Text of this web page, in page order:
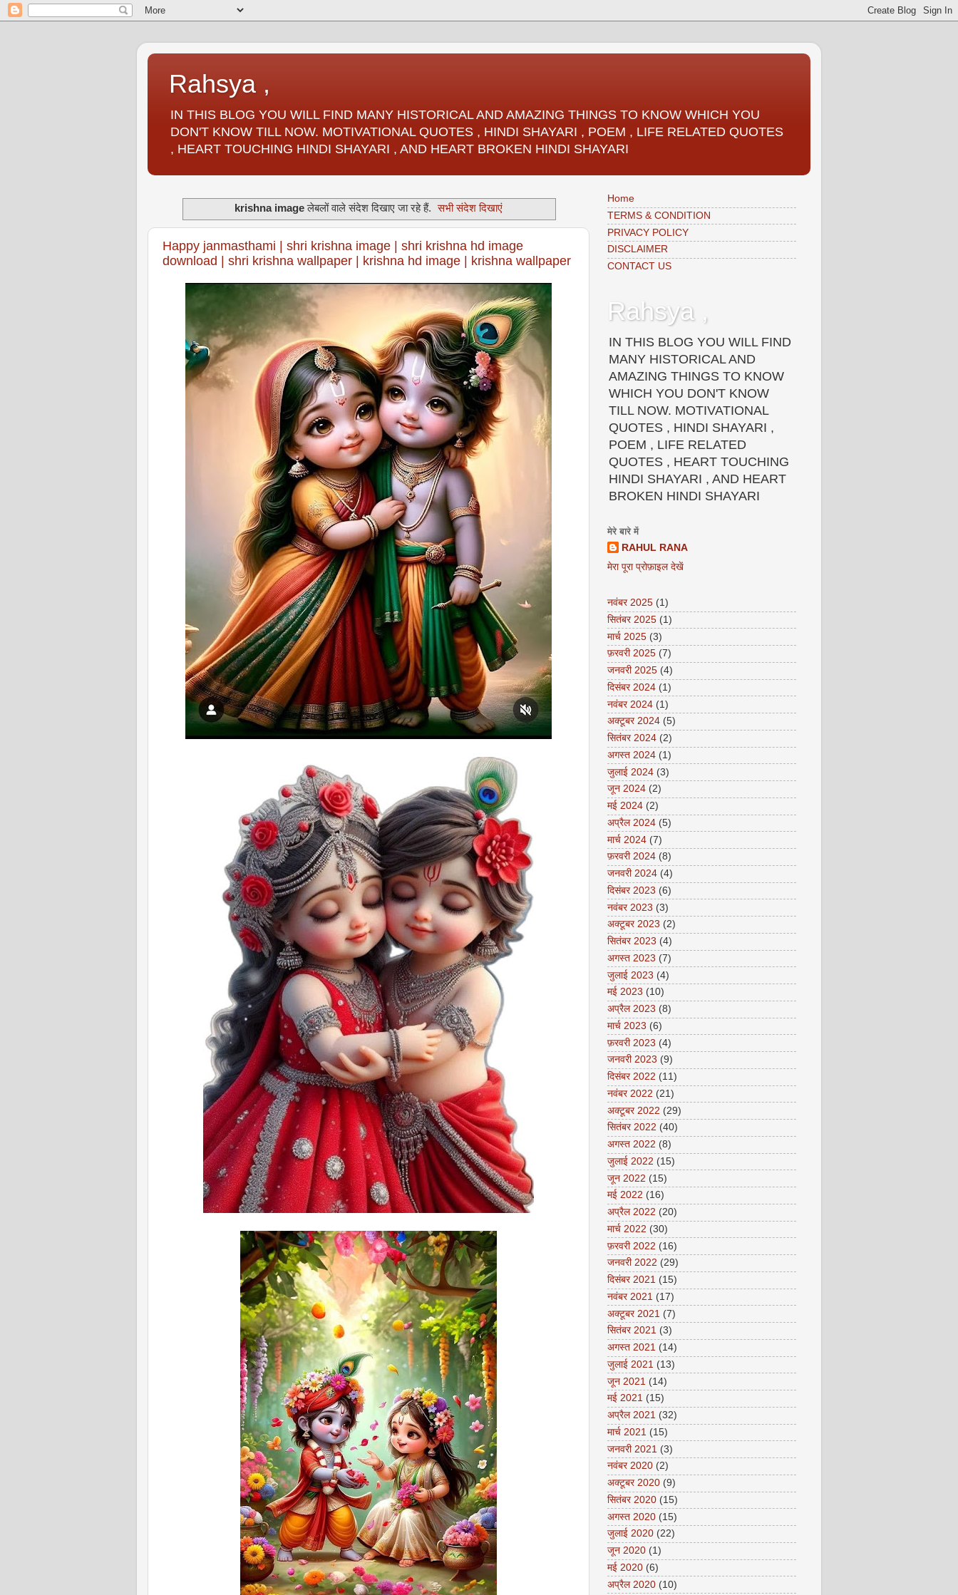
Rahsya ,
IN THIS BLOG YOU WILL FIND MANY HISTORICAL AND AMAZING THINGS TO KNOW WHICH YOU
DON'T KNOW TILL NOW. MOTIVATIONAL QUOTES , HINDI SHAYARI , POEM , LIFE RELATED QUOTES
, HEART TOUCHING HINDI SHAYARI , AND HEART BROKEN HINDI SHAYARI
krishna imageलेबलों वाले संदेश दिखाए जा रहे हैं. सभी संदेश दिखाएं
Happy janmasthami | shri krishna image | shri krishna hd image
download | shri krishna wallpaper | krishna hd image | krishna wallpaper
Home
TERMS & CONDITION
PRIVACY POLICY
DISCLAIMER
CONTACT US
Rahsya ,
IN THIS BLOG YOU WILL FIND
MANY HISTORICAL AND
AMAZING THINGS TO KNOW
WHICH YOU DON'T KNOW
TILL NOW. MOTIVATIONAL
QUOTES , HINDI SHAYARI ,
POEM , LIFE RELATED
QUOTES , HEART TOUCHING
HINDI SHAYARI , AND HEART
BROKEN HINDI SHAYARI
मेरे बारे में
RAHUL RANA
मेरा पूरा प्रोफ़ाइल देखें
नवंबर 2025 (1)
सितंबर 2025 (1)
मार्च 2025 (3)
फ़रवरी 2025 (7)
जनवरी 2025 (4)
दिसंबर 2024 (1)
नवंबर 2024 (1)
अक्टूबर 2024 (5)
सितंबर 2024 (2)
अगस्त 2024 (1)
जुलाई 2024 (3)
जून 2024 (2)
मई 2024 (2)
अप्रैल 2024 (5)
मार्च 2024 (7)
फ़रवरी 2024 (8)
जनवरी 2024 (4)
दिसंबर 2023 (6)
नवंबर 2023 (3)
अक्टूबर 2023 (2)
सितंबर 2023 (4)
अगस्त 2023 (7)
जुलाई 2023 (4)
मई 2023 (10)
अप्रैल 2023 (8)
मार्च 2023 (6)
फ़रवरी 2023 (4)
जनवरी 2023 (9)
दिसंबर 2022 (11)
नवंबर 2022 (21)
अक्टूबर 2022 (29)
सितंबर 2022 (40)
अगस्त 2022 (8)
जुलाई 2022 (15)
जून 2022 (15)
मई 2022 (16)
अप्रैल 2022 (20)
मार्च 2022 (30)
फ़रवरी 2022 (16)
जनवरी 2022 (29)
दिसंबर 2021 (15)
नवंबर 2021 (17)
अक्टूबर 2021 (7)
सितंबर 2021 (3)
अगस्त 2021 (14)
जुलाई 2021 (13)
जून 2021 (14)
मई 2021 (15)
अप्रैल 2021 (32)
मार्च 2021 (15)
जनवरी 2021 (3)
नवंबर 2020 (2)
अक्टूबर 2020 (9)
सितंबर 2020 (15)
अगस्त 2020 (15)
जुलाई 2020 (22)
जून 2020 (1)
मई 2020 (6)
अप्रैल 2020 (10)